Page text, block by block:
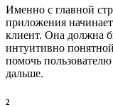
Именно с главной
приложения
клиент. Она должна
интуитивно
помочь
дальше.
2